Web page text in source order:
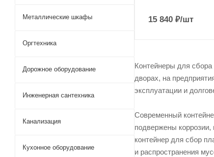
15 840 ₽/шт
Контейнеры для
дворах, на
эксплуатации и
Современный
подвержены
контейнер для сбор
и распространения
Металлические шкафы
Оргтехника
Дорожное оборудование
Инженерная сантехника
Канализация
Кухонное оборудование